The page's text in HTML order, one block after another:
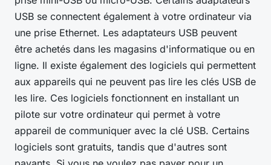
USB se connectent également à votre ordinateur via
une prise Ethernet. Les adaptateurs USB peuvent
être achetés dans les magasins d'informatique ou en
ligne. Il existe également des logiciels qui permettent
aux appareils qui ne peuvent pas lire les clés USB de
les lire. Ces logiciels fonctionnent en installant un
pilote sur votre ordinateur qui permet à votre
appareil de communiquer avec la clé USB. Certains
logiciels sont gratuits, tandis que d'autres sont